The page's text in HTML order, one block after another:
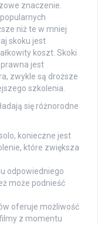
znaczenie.
niż te w mniej
skoku jest
koszt. Skoki
jest
zwykle są droższe
szkolenia.
się różnorodne
konieczne jest
które zwiększa
odpowiedniego
może podnieść
oferuje możliwość
z momentu